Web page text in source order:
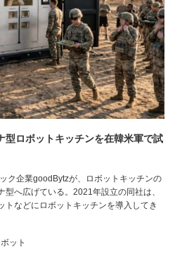
ロボットキッチンを在韓米軍で試
ク企業goodBytzが、ロボットキッチンの
へ広げている。2021年設立の同社は、
トなどにロボットキッチンを導入してき
ット